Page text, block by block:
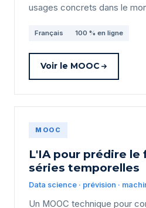
usages concrets dans le
Français 100 % en ligne
Voir le MOOC
MOOC
L'IA pour prédire le
séries temporelles
Data science · prévision ·
Un MOOC technique pour